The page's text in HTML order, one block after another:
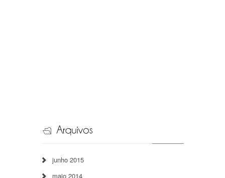
junho 2015
maio 2014